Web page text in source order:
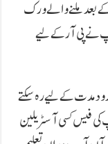
بعد ملنے والے ورک
نے پی آر کے لیے
مدت کے لیے رہ سکتے
کی فیس کسی آسٹریلین